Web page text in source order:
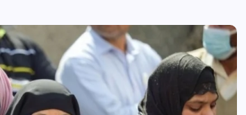
जीवन शैली